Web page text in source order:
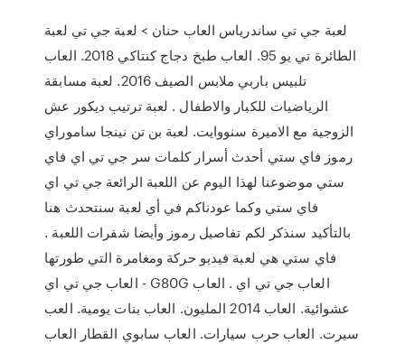
لعبة جي تي ساندرياس العاب حنان > لعبة جي تي لعبة
الطائرة تي يو 95. العاب طبخ دجاج كنتاكي 2018. العاب
تلبيس باربي ملابس الصيف 2016. لعبة مسابقة
الرياضيات للكبار والاطفال . لعبة ترتيب ديكور عش
الزوجية مع الاميرة سنووايت. لعبة بن تن نينجا ساموراي
رموز فاي ستي أحدث أسرار كلمات سر جي تي اي فاي
ستي موضوعنا لهذا اليوم عن اللعبة الرائعة جي تي اي
فاي ستي وكما عودناكم في أي لعبة سنتحدث هنا
بالتأكيد سنذكر لكم تفاصيل رموز وأيضا شفرات اللعبة .
فاي ستي هي لعبة فيديو حركة ومغامرة التي طورتها
العاب جي تي اي - G80G العاب جي تي اي . العاب
عشوائية. العاب 2014 المليون. العاب بنات يومية. العب
سيرت. العاب حرب سيارات. العاب سابوي القطار العاب